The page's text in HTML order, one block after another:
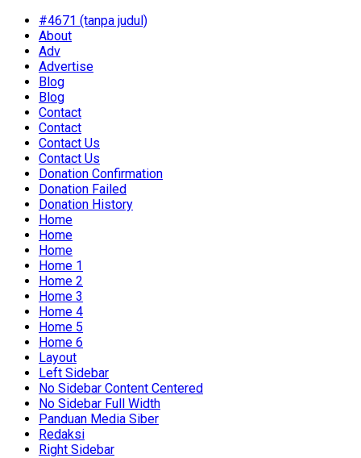
#4671 (tanpa judul)
About
Adv
Advertise
Blog
Blog
Contact
Contact
Contact Us
Contact Us
Donation Confirmation
Donation Failed
Donation History
Home
Home
Home
Home 1
Home 2
Home 3
Home 4
Home 5
Home 6
Layout
Left Sidebar
No Sidebar Content Centered
No Sidebar Full Width
Panduan Media Siber
Redaksi
Right Sidebar